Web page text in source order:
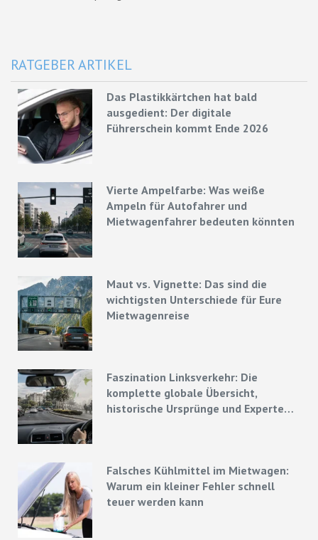
RATGEBER ARTIKEL
Das Plastikkärtchen hat bald
ausgedient: Der digitale
Führerschein kommt Ende 2026
Vierte Ampelfarbe: Was weiße
Ampeln für Autofahrer und
Mietwagenfahrer bedeuten könnten
Maut vs. Vignette: Das sind die
wichtigsten Unterschiede für Eure
Mietwagenreise
Faszination Linksverkehr: Die
komplette globale Übersicht,
historische Ursprünge und Experten-
Falsches Kühlmittel im Mietwagen:
Warum ein kleiner Fehler schnell
teuer werden kann